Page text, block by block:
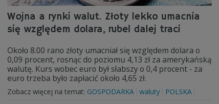
Wojna a rynki walut. Złoty lekko umacnia
się względem dolara, rubel dalej traci
Około 8.00 rano złoty umacniał się względem dolara o
0,09 procent, rosnąc do poziomu 4,13 zł za amerykańską
walutę. Kurs wobec euro był słabszy o 0,4 procent - za
euro trzeba było zapłacić około 4,65 zł.
Zobacz więcej na temat: GOSPODARKA waluty POLSKA